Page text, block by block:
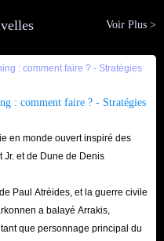
Voir Plus >
: comment faire ? - Stratégies
en monde ouvert inspiré des
Jr. et de Dune de Denis
Paul Atréides, et la guerre civile
a balayé Arrakis,
que personnage principal du